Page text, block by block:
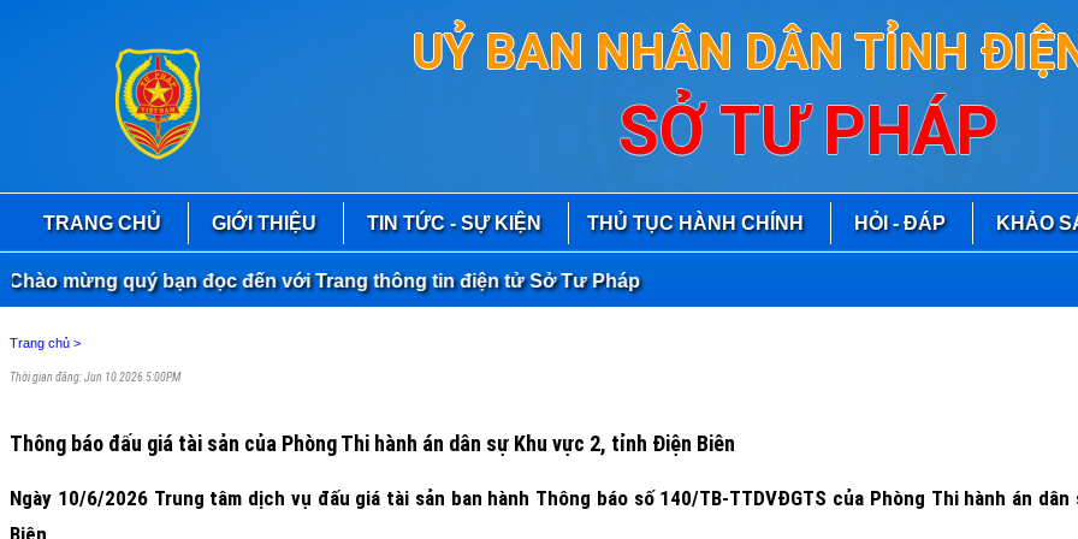
UỶ BAN NHÂN DÂN TỈNH
SỞ TƯ PHÁP
TRANG CHỦ GIỚI THIỆU TIN TỨC - SỰ KIỆN THỦ TỤC HÀNH CHÍNH HỎI - ĐÁP KHẢO
mừng quý bạn đọc đến với Trang thông tin điện tử Sở Tư Pháp
Trang chủ >
Thời gian đăng: Jun 10 2026 5:00PM
Thông báo đấu giá tài sản của Phòng Thi hành án dân sự Khu vực 2, tỉnh Điện Biên
Ngày 10/6/2026 Trung tâm dịch vụ đấu giá tài sản ban hành Thông báo số 140/TB-TTDVĐGTS của Phòng Thi hành án
Biên